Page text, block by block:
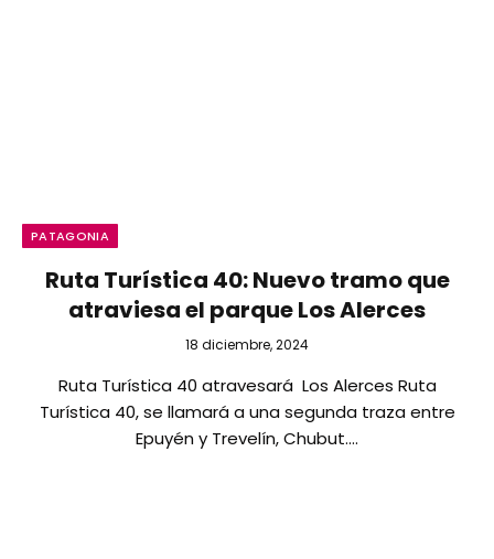
PATAGONIA
Ruta Turística 40: Nuevo tramo que
atraviesa el parque Los Alerces
18 diciembre, 2024
Ruta Turística 40 atravesará Los Alerces Ruta
Turística 40, se llamará a una segunda traza entre
Epuyén y Trevelín, Chubut.…